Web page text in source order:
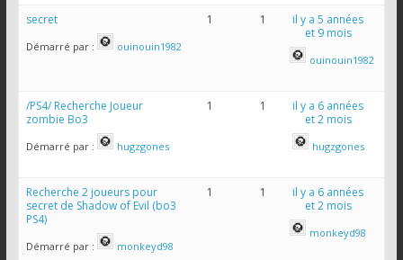
secret
Démarré par : ouinouin1982
1 1
il y a 5 années
et 9 mois
ouinouin1982
/PS4/ Recherche Joueur
zombie Bo3
Démarré par : hugzgones
1 1
il y a 6 années
et 2 mois
hugzgones
Recherche 2 joueurs pour
secret de Shadow of Evil (bo3
PS4)
Démarré par : monkeyd98
1 1
il y a 6 années
et 2 mois
monkeyd98